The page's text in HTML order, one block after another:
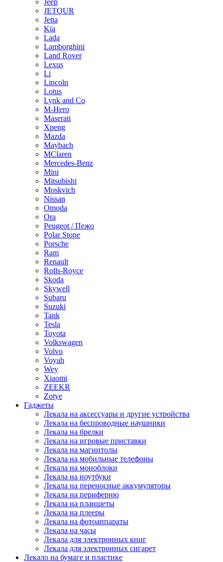
Jeep
JETOUR
Jetta
Kia
Lada
Lamborghini
Land Rover
Lexus
Li
Lincoln
Lotus
Lynk and Co
M-Hero
Maserati
Xpeng
Mazda
Maybach
MClaren
Mercedes-Benz
Mini
Mitsubishi
Moskvich
Nissan
Omoda
Ora
Peugeot / Пежо
Polar Stone
Porsche
Ram
Renault
Rolls-Royce
Skoda
Skywell
Subaru
Suzuki
Tank
Tesla
Toyota
Volkswagen
Volvo
Voyah
Wey
Xiaomi
ZEEKR
Zotye
Гаджеты
Лекала на аксессуары и другие устройства
Лекала на беспроводные наушники
Лекала на брелки
Лекала на игровые приставки
Лекала на магнитолы
Лекала на мобильные телефоны
Лекала на моноблоки
Лекала на ноутбуки
Лекала на переносные аккумуляторы
Лекала на периферию
Лекала на планшеты
Лекала на плееры
Лекала на фотоаппараты
Лекала на часы
Лекала для электронных книг
Лекала для электронных сигарет
Лекало на бумаге и пластике